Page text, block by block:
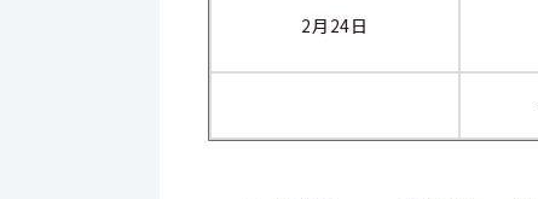
2月24日